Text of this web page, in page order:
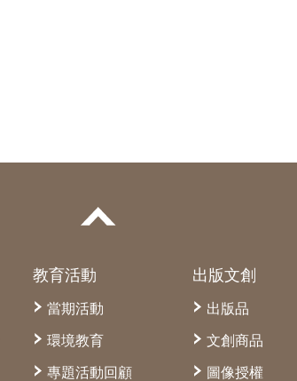
教育活動
當期活動
環境教育
專題活動回顧
出版文創
出版品
文創商品
圖像授權